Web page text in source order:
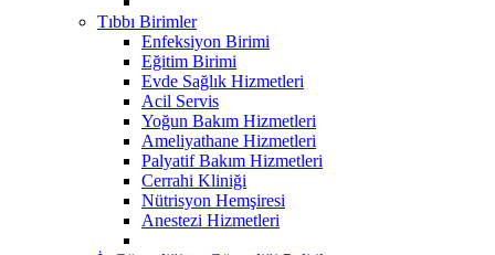
Tıbbı Birimler
Enfeksiyon Birimi
Eğitim Birimi
Evde Sağlık Hizmetleri
Acil Servis
Yoğun Bakım Hizmetleri
Ameliyathane Hizmetleri
Palyatif Bakım Hizmetleri
Cerrahi Kliniği
Nütrisyon Hemşiresi
Anestezi Hizmetleri